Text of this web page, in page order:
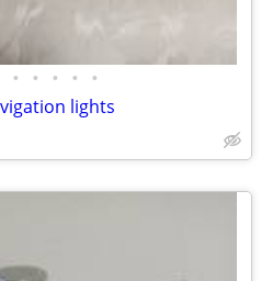
• • • • •
lights